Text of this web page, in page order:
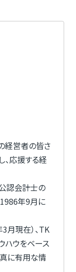
経営者の皆さ
、応援する経
認会計士の
年9月に
現在）、TK
ハウをベース
に有用な情